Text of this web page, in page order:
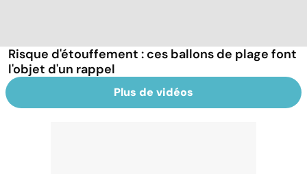
Risque d'étouffement : ces ballons de plage font
l'objet d'un rappel
Plus de vidéos